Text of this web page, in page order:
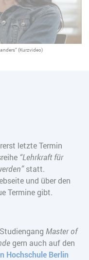
(Kurzvideo)
letzte Termin
“Lehrkraft für
statt.
und über den
Termine gibt.
Master of
gern auch auf den
Hochschule Berlin